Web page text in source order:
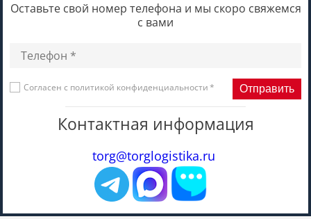
Оставьте свой номер телефона и мы скоро свяжемся
с вами
Согласен с политикой конфиденциальности*
Контактная информация
torg@torglogistika.ru